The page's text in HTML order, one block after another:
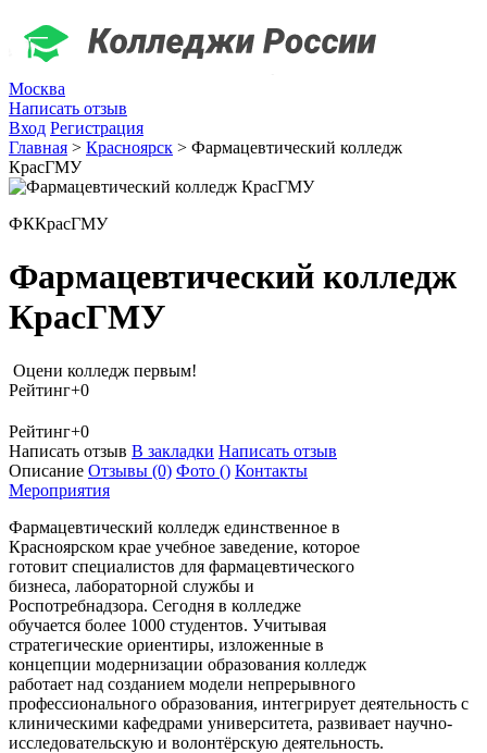
Москва
Написать отзыв
Вход Регистрация
Главная > Красноярск > Фармацевтический колледж
КрасГМУ
ФККрасГМУ
Фармацевтический колледж
КрасГМУ
Оцени колледж первым!
Рейтинг+0
Рейтинг+0
Написать отзыв В закладки Написать отзыв
Описание Отзывы (0) Фото () Контакты
Мероприятия
Фармацевтический колледж единственное в
Красноярском крае учебное заведение, которое
готовит специалистов для фармацевтического
бизнеса, лабораторной службы и
Роспотребнадзора. Сегодня в колледже
обучается более 1000 студентов. Учитывая
стратегические ориентиры, изложенные в
концепции модернизации образования колледж
работает над созданием модели непрерывного
профессионального образования, интегрирует деятельность с
клиническими кафедрами университета, развивает научно-
исследовательскую и волонтёрскую деятельность.